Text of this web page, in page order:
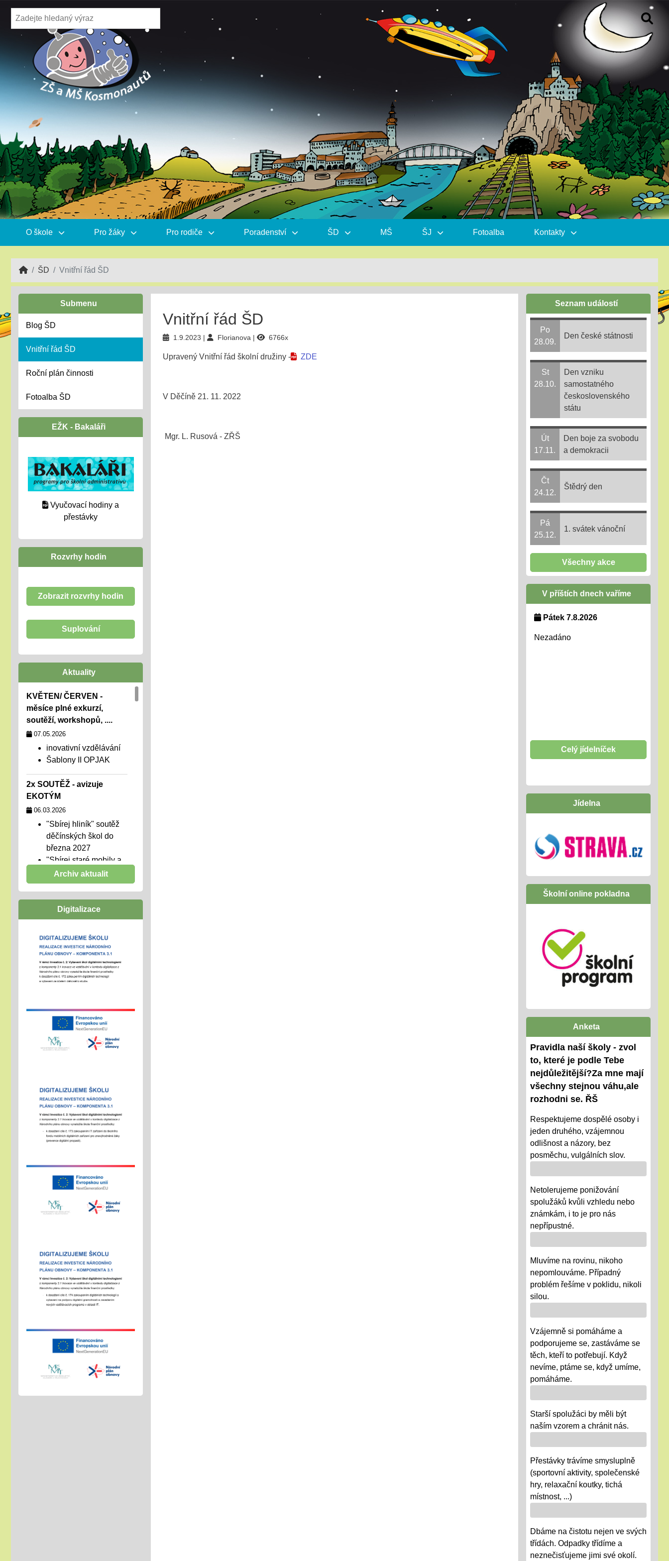
O škole Pro žáky Pro rodiče Poradenství ŠD MŠ ŠJ Fotoalba Kontakty
ŠD Vnitřní řád ŠD
Vnitřní řád ŠD
1.9.2023 Florianova 6766x
Upravený Vnitřní řád školní družiny - ZDE
V Děčíně 21. 11. 2022
Mgr. L. Rusová - ZŘŠ
Submenu
Blog ŠD
Vnitřní řád ŠD
Roční plán činnosti
Fotoalba ŠD
EŽK - Bakaláři
Vyučovací hodiny a
přestávky
Rozvrhy hodin
Zobrazit rozvrhy hodin
Suplování
Aktuality
KVĚTEN/ ČERVEN -
měsíce plné exkurzí,
soutěží, workshopů, ....
07.05.2026
inovativní vzdělávání
Šablony II OPJAK
2x SOUTĚŽ - avizuje
EKOTÝM
06.03.2026
"Sbírej hliník" soutěž
děčínských škol do
března 2027
"Sbírej staré mobily a
pomáhej"
01.02.2026
všichni cítí dobře,
navazují funkční a
podpůrné vztahy a
mohou naplno
rozvinout svůj
zúčastníme se
"Rozjíždí" se olympiády
01.02.2026
Zápisy online pro školní
rok 2026/2027
15.01.2026
/registrace/ se uskuteční v
15. 2. 2026, prezenční zápis
Chystáte se k zápisu?
06.01.2026
- místo hromadného dne
otevřených dveří tradičně
nabízíme individuální
Vánoční čas
celoškolní prosincová
"Každý jinak, ale
Archiv aktualit
Digitalizace
Seznam událostí
Po
28.09.
Den české státnosti
St
28.10.
Den vzniku
samostatného
československého
státu
Út
17.11.
Den boje za svobodu
a demokracii
Čt
24.12.
Štědrý den
Pá
25.12.
1. svátek vánoční
Všechny akce
V příštích dnech vaříme
Pátek 7.8.2026
Nezadáno
Celý jídelníček
Jídelna
Školní online pokladna
Anketa
Pravidla naší školy - zvol
to, které je podle Tebe
nejdůležitější?Za mne mají
všechny stejnou váhu,ale
rozhodni se. ŘŠ
Respektujeme dospělé osoby i
jeden druhého, vzájemnou
odlišnost a názory, bez
posměchu, vulgálních slov.
Netolerujeme ponižování
spolužáků kvůli vzhledu nebo
známkám, i to je pro nás
nepřípustné.
Mluvíme na rovinu, nikoho
nepomlouváme. Případný
problém řešíme v poklidu, nikoli
silou.
Vzájemně si pomáháme a
podporujeme se, zastáváme se
těch, kteří to potřebují. Když
nevíme, ptáme se, když umíme,
pomáháme.
Starší spolužáci by měli být
naším vzorem a chránit nás.
Přestávky trávíme smysluplně
(sportovní aktivity, společenské
hry, relaxační koutky, tichá
místnost, ...)
Dbáme na čistotu nejen ve svých
třídách. Odpadky třídíme a
neznečisťujeme jimi své okolí.